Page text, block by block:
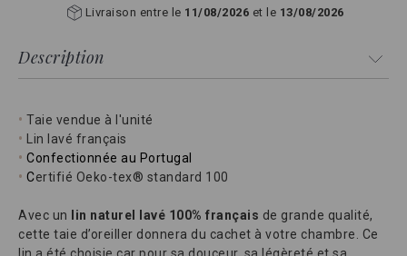
Livraison entre le 11/08/2026 et le 13/08/2026
Description
• Taie vendue à l'unité
•
Lin lavé français
• Confectionnée au Portugal
• Certifié Oeko-tex® standard 100
Avec un lin naturel lavé 100% français de grande qualité,
cette taie d’oreiller donnera du cachet à votre chambre. Ce